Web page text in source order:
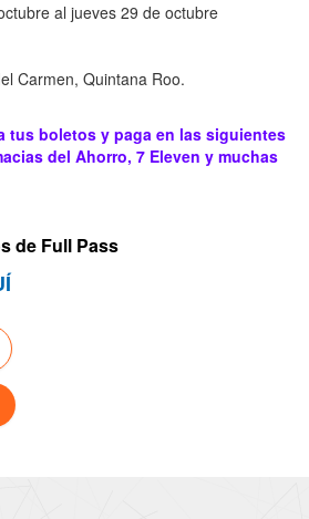
al jueves 29 de octubre
Carmen, Quintana Roo.
tus boletos y paga en las siguientes
del Ahorro, 7 Eleven y muchas
de Full Pass